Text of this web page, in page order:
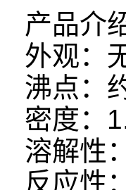
产品介
外观：
沸点：
密度：
溶解性
反应性